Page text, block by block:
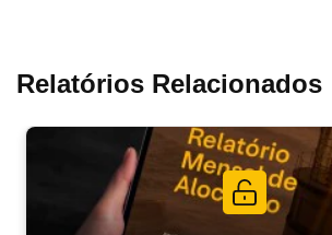
Relatórios Relacionados